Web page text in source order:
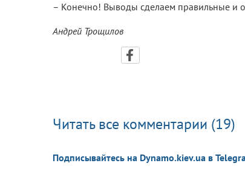
– Конечно! Выводы сделаем правильные и
Андрей Трощилов
Читать все комментарии (19)
Подписывайтесь на Dynamo.kiev.ua в